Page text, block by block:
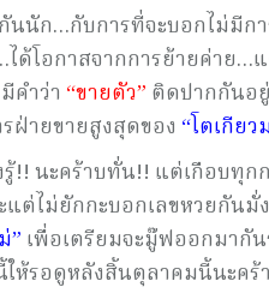
กันนัก…กับการที่จะบอกไม่
ด้โอกาสจากการย้ายค่าย
คำว่า “ขายตัว” ติดปากกันอ
ฝ่ายขายสูงสุดของ “โตเกีย
รู้!! นะคร้าบทั่น!! แต่เกือบทุ
ต่ไม่ยักกะบอกเลขหวยกัน
” เพื่อเตรียมจะมู๊ฟออกมากั
ห้รอดูหลังสิ้นตุลาคมนี้นะคร้